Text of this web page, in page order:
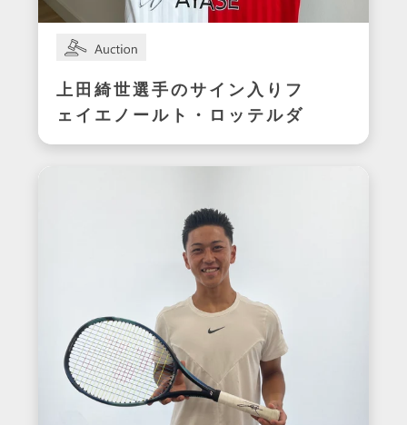
上田綺世選手のサイン入りフ
ェイエノールト・ロッテルダ
ムユニフォーム